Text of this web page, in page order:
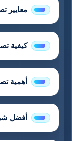
معايير
كيفية
أهمية
أفضل